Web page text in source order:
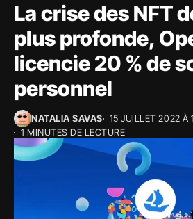
La crise des NFT
plus profonde,
licencie 20 % de
personnel
NATALIA SAVAS
15 JUILLET 2022 À
1 MINUTES DE LECTURE